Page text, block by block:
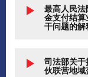
最高人民
金支付结
干问题的解
司法部关
伙联营地